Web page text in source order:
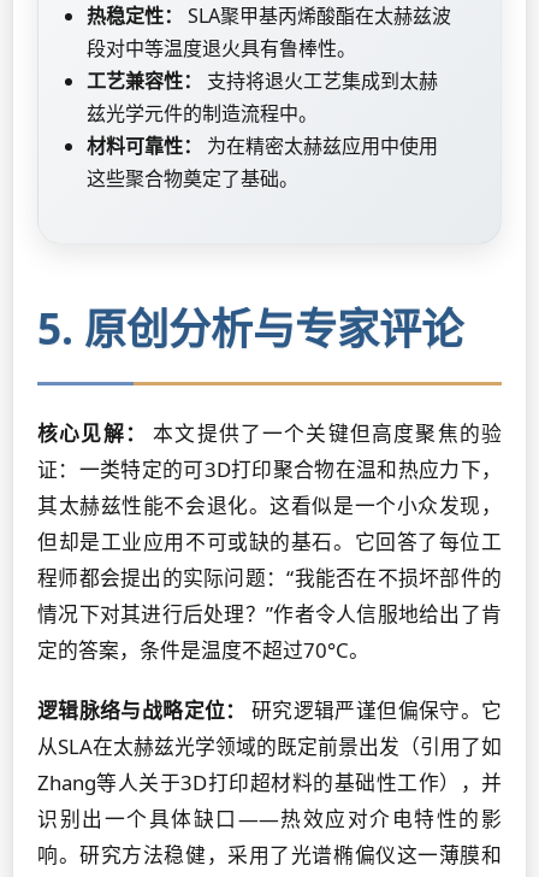
热稳定性：
SLA聚甲基丙烯酸酯在太赫兹波
段对中等温度退火具有鲁棒性。
工艺兼容性：
支持将退火工艺集成到太赫
兹光学元件的制造流程中。
材料可靠性：
为在精密太赫兹应用中使用
这些聚合物奠定了基础。
5. 原创分析与专家评论
核心见解：
本文提供了一个关键但高度聚焦的验
证：一类特定的可3D打印聚合物在温和热应力下，
其太赫兹性能不会退化。这看似是一个小众发现，
但却是工业应用不可或缺的基石。它回答了每位工
程师都会提出的实际问题：“我能否在不损坏部件的
情况下对其进行后处理？”作者令人信服地给出了肯
定的答案，条件是温度不超过70°C。
逻辑脉络与战略定位：
研究逻辑严谨但偏保守。它
从SLA在太赫兹光学领域的既定前景出发（引用了如
Zhang等人关于3D打印超材料的基础性工作），并
识别出一个具体缺口——热效应对介电特性的影
响。研究方法稳健，采用了光谱椭偏仪这一薄膜和